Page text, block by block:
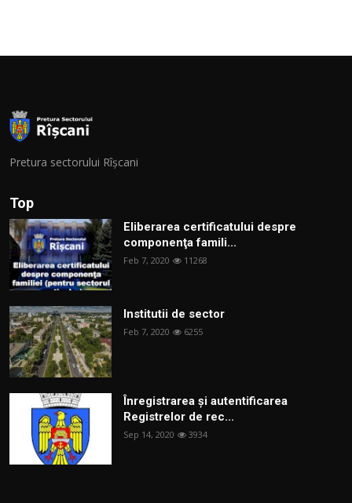
Pretura sectorului Rîșcani
Top
Eliberarea certificatului despre
componenţa famili...
Feb 7, 2020 11268
Institutii de sector
Feb 7, 2020 6255
Înregistrarea și autentificarea
Registrelor de rec...
Sep 14, 2020 3934